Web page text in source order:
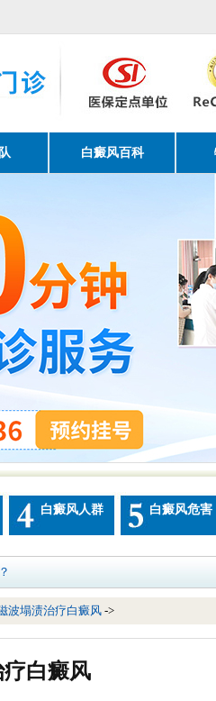
白癜风百科
白癜风人群 白癜风危害
波塌渍治疗白癜风 ->
白癜风